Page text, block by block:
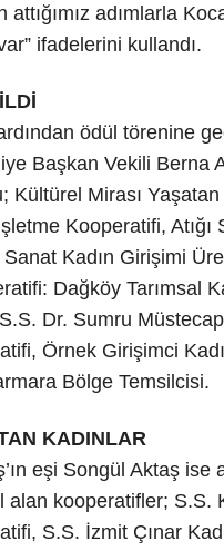
adımlarla
ifadelerini kullandı.
ödül törenine
Başkan Vekili Berna
Mirası
Kooperatifi, Atığı
Kadın Girişimi
Dağköy Tarımsal
Dr. Sumru
Örnek Girişimci
Bölge Temsilcisi.
KADINLAR
eşi Songül Aktaş ise
kooperatifler; S.S.
S.S. İzmit Çınar